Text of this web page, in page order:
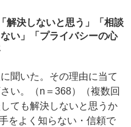
解決しないと思う」「相談
い」「プライバシーの心
聞いた。その理由に当て
い。（n＝368）（複数回
ても解決しないと思うか
をよく知らない・信頼で